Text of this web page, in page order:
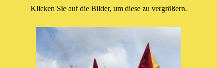
Klicken Sie auf die Bilder, um diese zu vergrößern.